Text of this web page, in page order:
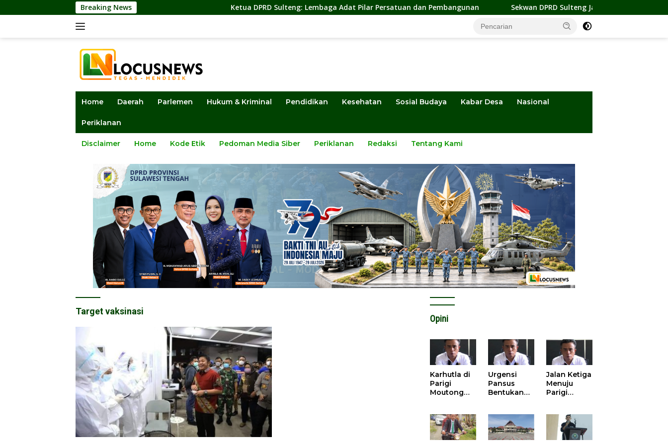
ke
Breaking News Ketua DPRD Sulteng: Lembaga Adat Pilar Persatuan dan Pembangunan Sekwan DPRD Sulteng Jadi Pengurus BMA 2026-2031, Siap
Home Daerah Parlemen Hukum & Kriminal Pendidikan Kesehatan Sosial Budaya Kabar Desa Nasional
Periklanan
Disclaimer Home Kode Etik Pedoman Media Siber Periklanan Redaksi Tentang Kami
Target vaksinasi
Opini
Karhutla di
Parigi
Moutong
Tantangan
Tata Kelola
Mitigasi
Urgensi
Pansus
Bentukan
Kisruh
Pengusulan
52 Titik
Jalan Ketiga
Menuju
Parigi
Beradab